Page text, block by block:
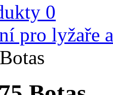
0
pro lyžaře
Botas